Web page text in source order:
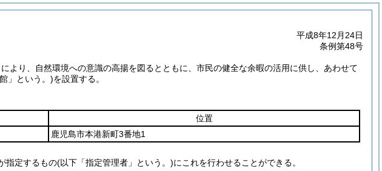
平成8年12月24日
条例第48号
より、自然環境への意識の高揚を図るとともに、市民の健全な余暇の活用に供し、あわせて
」という。)を設置する。
位置
鹿児島市本港新町3番地1
指定するもの(以下「指定管理者」という。)にこれを行わせることができる。